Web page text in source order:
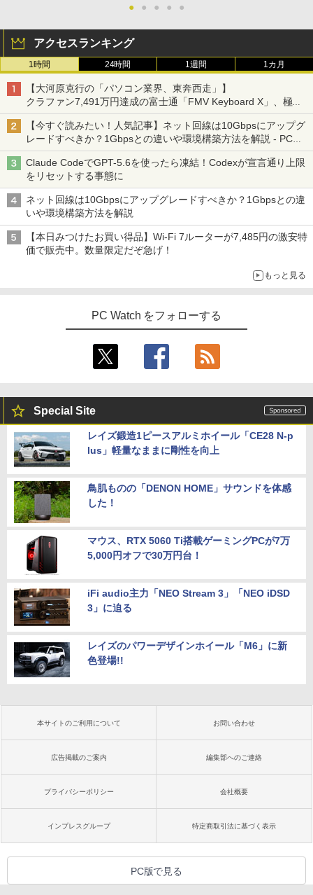
● ● ● ● ●
アクセスランキング
1時間 24時間 1週間 1カ月
【大河原克行の「パソコン業界、東奔西走」】
クラファン7,491万円達成の富士通「FMV Keyboard X」、極限
の静音化を追求
【今すぐ読みたい！人気記事】ネット回線は10Gbpsにアップグ
レードすべきか？1Gbpsとの違いや環境構築方法を解説 - PC
Watch
Claude CodeでGPT-5.6を使ったら凍結！Codexが宣言通り上限
をリセットする事態に
ネット回線は10Gbpsにアップグレードすべきか？1Gbpsとの違
いや環境構築方法を解説
【本日みつけたお買い得品】Wi-Fi 7ルーターが7,485円の激安特
価で販売中。数量限定だぞ急げ！
もっと見る
PC Watch をフォローする
Special Site
レイズ鍛造1ピースアルミホイール「CE28 N-p
lus」軽量なままに剛性を向上
鳥肌ものの「DENON HOME」サウンドを体感
した！
マウス、RTX 5060 Ti搭載ゲーミングPCが7万
5,000円オフで30万円台！
iFi audio主力「NEO Stream 3」「NEO iDSD
3」に迫る
レイズのパワーデザインホイール「M6」に新
色登場!!
本サイトのご利用について お問い合わせ
広告掲載のご案内 編集部へのご連絡
プライバシーポリシー 会社概要
インプレスグループ 特定商取引法に基づく表示
PC版で見る